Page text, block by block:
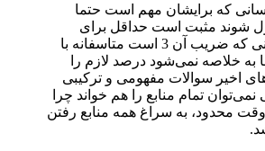
که برایشان مهم است حتما
شوند مثبت است حداقل برای
درس روان‌شناسی بالینی که ضریب آن 3 است متاسفانه با
به خلاصه نمی‌شود درصد لازم را
اخیر سوالات مفهومی و ترکیبی
تمام منابع را هم خواند چرا
وقت محدود، به سراغ همه منابع رفتن